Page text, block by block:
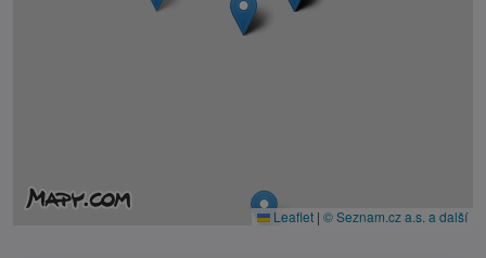
Leaflet | © Seznam.cz a.s. a další